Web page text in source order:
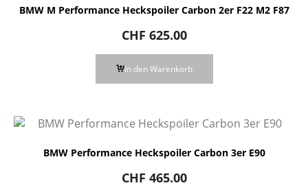
BMW M Performance Heckspoiler Carbon 2er F22 M2 F87
CHF 625.00
In den Warenkorb
BMW Performance Heckspoiler Carbon 3er E90
CHF 465.00